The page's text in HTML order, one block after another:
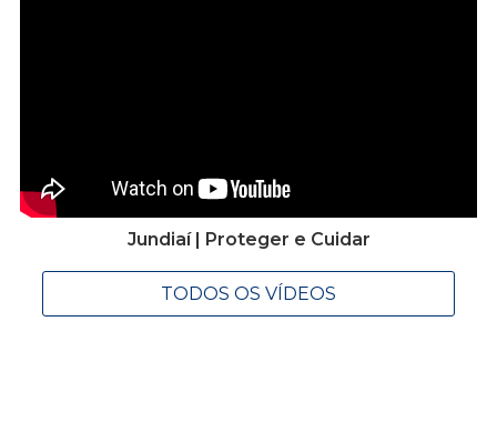
Jundiaí | Proteger e Cuidar
TODOS OS VÍDEOS